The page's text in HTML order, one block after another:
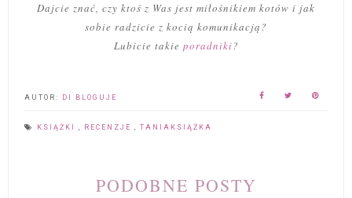
Dajcie znać, czy ktoś z Was jest miłośnikiem kotów i jak
sobie radzicie z kocią komunikacją?
Lubicie takie poradniki?
AUTOR: DI BLOGUJE
KSIĄŻKI , RECENZJE , TANIAKSIĄŻKA
PODOBNE POSTY